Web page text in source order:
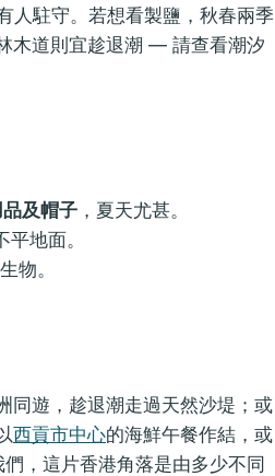
人駐守。若想看製鹽，秋春兩季
木道則宜趁退潮 — 請查看潮汐
及帽子 ，夏天尤甚。
地面。
物。
同遊，趁退潮走過天然沙堤；或
西貢市中心的海鮮午餐作結，或
，這片香港角落是由多少不同